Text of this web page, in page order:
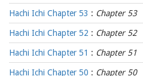
Hachi Ichi Chapter 53 : Chapter 53
Hachi Ichi Chapter 52 : Chapter 52
Hachi Ichi Chapter 51 : Chapter 51
Hachi Ichi Chapter 50 : Chapter 50